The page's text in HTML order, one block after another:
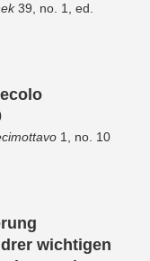
39, no. 1, ed.
1, no. 10
wichtigen